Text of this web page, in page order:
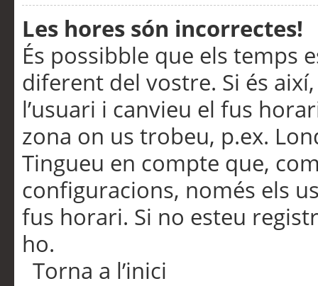
Les hores són incorrectes!
És possibble que els temps
diferent del vostre. Si és
l’usuari i canvieu el fus
zona on us trobeu, p.ex.
Tingueu en compte que,
configuracions, només els
fus horari. Si no esteu
ho.
Torna a l’inici